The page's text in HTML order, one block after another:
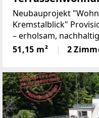
Neubauprojekt
Kremstalblick"
– erholsam,
Ortsende der
Senftenberg -
51,15 m² 2